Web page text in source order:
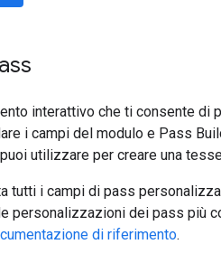
interattivo che ti consente
i campi del modulo e Pass
utilizzare per creare una
tutti i campi di pass
personalizzazioni dei pass più
di riferimento.